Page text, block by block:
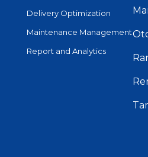
Delivery Optimization
Maintenance Management
Report and Analytics